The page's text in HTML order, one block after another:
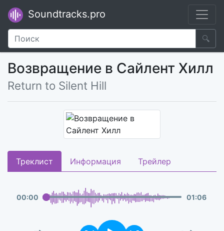
Soundtracks.pro
🔍
Возвращение в Сайлент Хилл
Return to Silent Hill
Треклист Информация Трейлер
00:00 01:06